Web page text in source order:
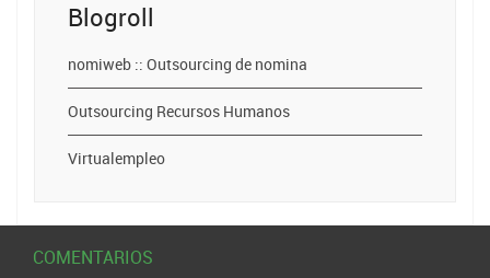
Blogroll
nomiweb :: Outsourcing de nomina
Outsourcing Recursos Humanos
Virtualempleo
COMENTARIOS